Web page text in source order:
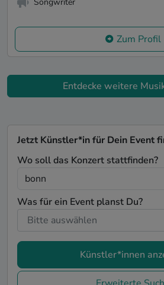
Zum Profil
Entdecke weitere
Jetzt Künstler*in für Dein Event
Wo soll das Konzert stattfinden?
Was für ein Event planst Du?
Künstler*innen